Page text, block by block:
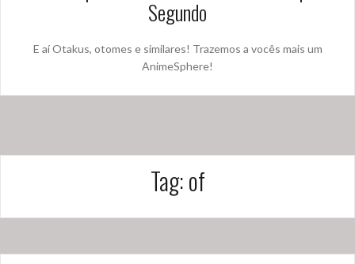
Segundo
E aí Otakus, otomes e similares! Trazemos a vocês mais um
AnimeSphere!
Tag:of